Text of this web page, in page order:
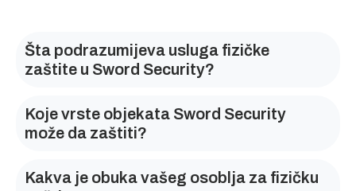
Šta podrazumijeva usluga fizičke
zaštite u Sword Security?
Koje vrste objekata Sword Security
može da zaštiti?
Kakva je obuka vašeg osoblja za fizičku